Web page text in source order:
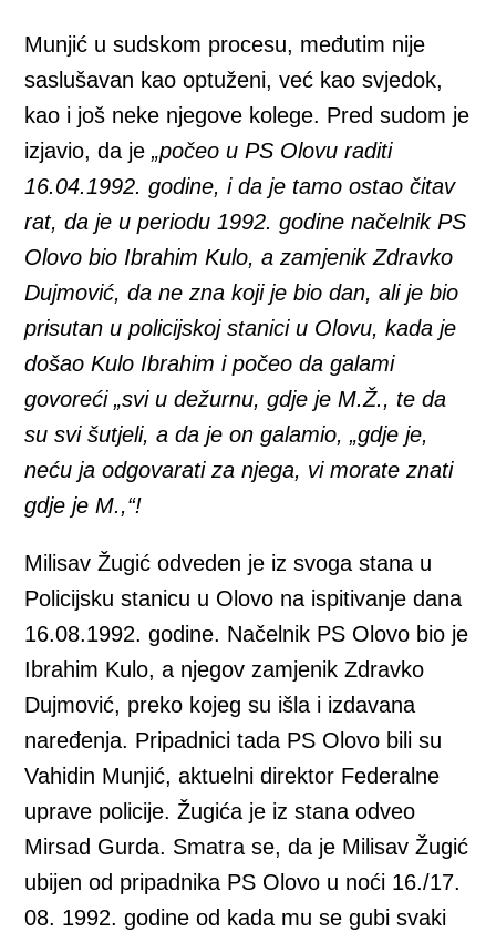
Munjić u sudskom procesu, međutim nije
saslušavan kao optuženi, već kao svjedok,
kao i još neke njegove kolege. Pred sudom je
izjavio, da je„počeo u PS Olovu raditi
16.04.1992. godine, i da je tamo ostao čitav
rat, da je u periodu 1992. godine načelnik PS
Olovo bio Ibrahim Kulo, a zamjenik Zdravko
Dujmović, da ne zna koji je bio dan, ali je bio
prisutan u policijskoj stanici u Olovu, kada je
došao Kulo Ibrahim i počeo da galami
govoreći „svi u dežurnu, gdje je M.Ž., te da
su svi šutjeli, a da je on galamio, „gdje je,
neću ja odgovarati za njega, vi morate znati
gdje je M.,“!
Milisav Žugić odveden je iz svoga stana u
Policijsku stanicu u Olovo na ispitivanje dana
16.08.1992. godine. Načelnik PS Olovo bio je
Ibrahim Kulo, a njegov zamjenik Zdravko
Dujmović, preko kojeg su išla i izdavana
naređenja. Pripadnici tada PS Olovo bili su
Vahidin Munjić, aktuelni direktor Federalne
uprave policije. Žugića je iz stana odveo
Mirsad Gurda. Smatra se, da je Milisav Žugić
ubijen od pripadnika PS Olovo u noći 16./17.
08. 1992. godine od kada mu se gubi svaki